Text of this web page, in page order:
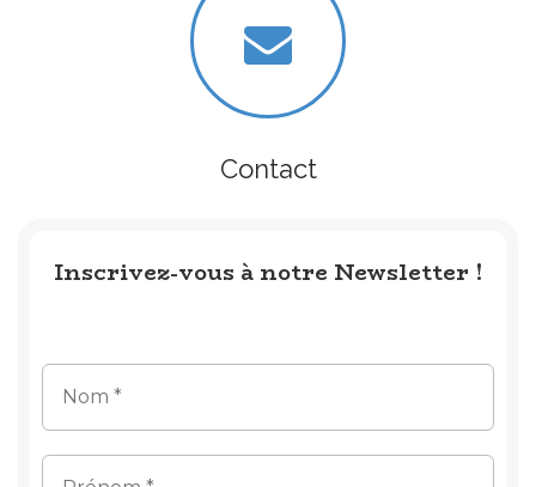
Contact
Inscrivez-vous à notre Newsletter !